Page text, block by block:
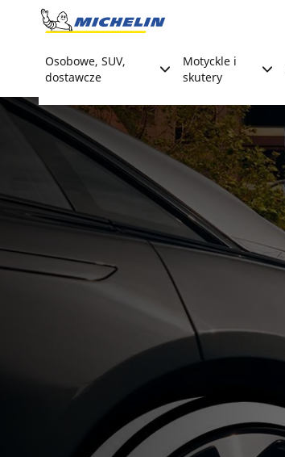
Go to page content
Osobowe, SUV,
dostawcze
Motyckle i
skutery